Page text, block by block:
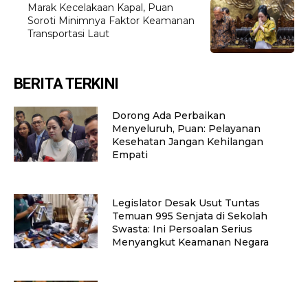
Marak Kecelakaan Kapal, Puan
Soroti Minimnya Faktor Keamanan
Transportasi Laut
BERITA TERKINI
Dorong Ada Perbaikan
Menyeluruh, Puan: Pelayanan
Kesehatan Jangan Kehilangan
Empati
Legislator Desak Usut Tuntas
Temuan 995 Senjata di Sekolah
Swasta: Ini Persoalan Serius
Menyangkut Keamanan Negara